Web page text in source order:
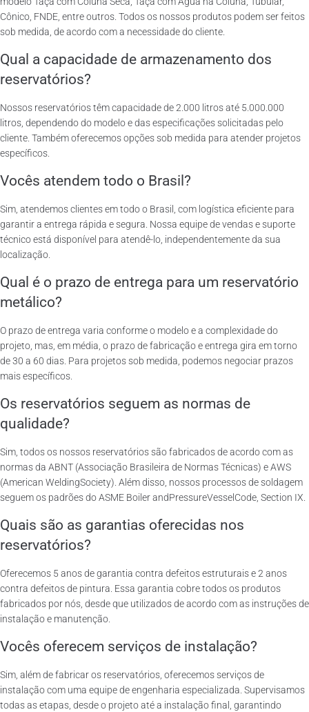
Cônico, FNDE, entre outros. Todos os nossos produtos podem ser feitos
sob medida, de acordo com a necessidade do cliente.
Qual a capacidade de armazenamento dos
reservatórios?
Nossos reservatórios têm capacidade de 2.000 litros até 5.000.000
litros, dependendo do modelo e das especificações solicitadas pelo
cliente. Também oferecemos opções sob medida para atender projetos
específicos.
Vocês atendem todo o Brasil?
Sim, atendemos clientes em todo o Brasil, com logística eficiente para
garantir a entrega rápida e segura. Nossa equipe de vendas e suporte
técnico está disponível para atendê-lo, independentemente da sua
localização.
Qual é o prazo de entrega para um reservatório
metálico?
O prazo de entrega varia conforme o modelo e a complexidade do
projeto, mas, em média, o prazo de fabricação e entrega gira em torno
de 30 a 60 dias. Para projetos sob medida, podemos negociar prazos
mais específicos.
Os reservatórios seguem as normas de
qualidade?
Sim, todos os nossos reservatórios são fabricados de acordo com as
normas da ABNT (Associação Brasileira de Normas Técnicas) e AWS
(American WeldingSociety). Além disso, nossos processos de soldagem
seguem os padrões do ASME Boiler andPressureVesselCode, Section IX.
Quais são as garantias oferecidas nos
reservatórios?
Oferecemos 5 anos de garantia contra defeitos estruturais e 2 anos
contra defeitos de pintura. Essa garantia cobre todos os produtos
fabricados por nós, desde que utilizados de acordo com as instruções de
instalação e manutenção.
Vocês oferecem serviços de instalação?
Sim, além de fabricar os reservatórios, oferecemos serviços de
instalação com uma equipe de engenharia especializada. Supervisamos
todas as etapas, desde o projeto até a instalação final, garantindo